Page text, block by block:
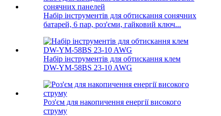
Набір інструментів для обтискання сонячних
батарей, 6 пар, роз'єми, гайковий ключ...
Набір інструментів для обтискання клем
DW-YM-58BS 23-10 AWG
Роз'єм для накопичення енергії високого
струму